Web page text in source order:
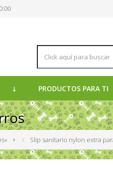
PRODUCTOS PARA TI
» Slip sanitario nylon extra